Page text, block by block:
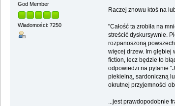
God Member
Wiadomości: 7250
Raczej znowu ktoś na
"Całość ta zrobiła na
streścić dyskursywnie.
rozpanoszoną
więcej drzew. Im
fiction, lecz będzie to
odpowiedzi na pytanie
piekielną, sardoniczną
okrutnej przyjemności
...jest prawdopodobnie